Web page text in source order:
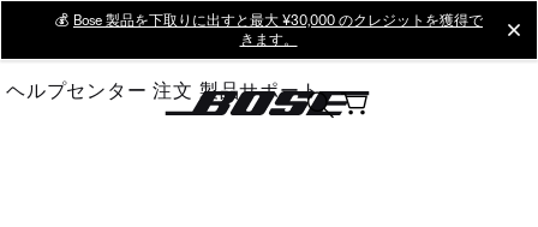
Main
💰 Bose 製品を下取りに出すと最大 ¥30,000 のクレジットを獲得で
きます。
ヘルプセンター 注文 製品サポート